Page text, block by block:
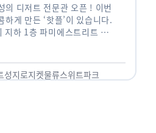
의 디저트 전문관 오픈 ! 이번
게 만든 ‘핫플’이 있습니다.
지하 1층 파미에스트리트 분
성지 로지켓물류스위트파크